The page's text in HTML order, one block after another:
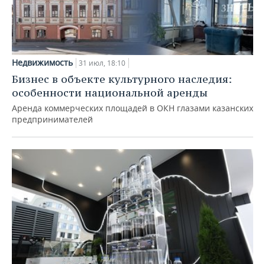
Недвижимость 31 июл, 18:10
Бизнес в объекте культурного наследия:
особенности национальной аренды
Аренда коммерческих площадей в ОКН глазами казанских
предпринимателей